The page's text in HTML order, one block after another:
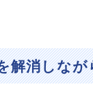
解消しな